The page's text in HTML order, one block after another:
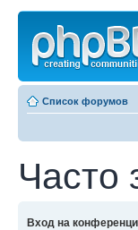
Список форумов
Часто
Вход на